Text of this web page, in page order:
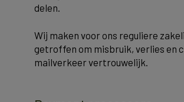
delen.
Wij maken voor ons reguliere
getroffen om misbruik, verlies en
mailverkeer vertrouwelijk.